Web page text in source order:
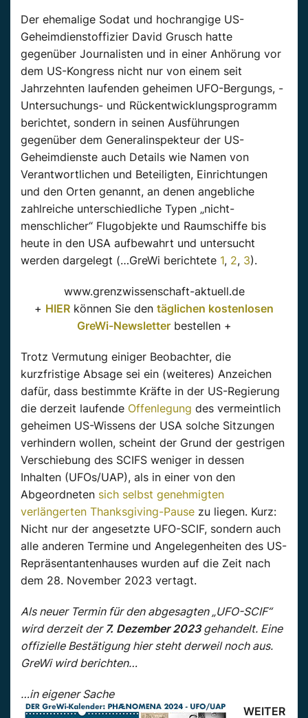
Der ehemalige Sodat und hochrangige US-
Geheimdienstoffizier David Grusch hatte
gegenüber Journalisten und in einer Anhörung vor
dem US-Kongress nicht nur von einem seit
Jahrzehnten laufenden geheimen UFO-Bergungs, -
Untersuchungs- und Rückentwicklungsprogramm
berichtet, sondern in seinen Ausführungen
gegenüber dem Generalinspekteur der US-
Geheimdienste auch Details wie Namen von
Verantwortlichen und Beteiligten, Einrichtungen
und den Orten genannt, an denen angebliche
zahlreiche unterschiedliche Typen „nicht-
menschlicher“ Flugobjekte und Raumschiffe bis
heute in den USA aufbewahrt und untersucht
werden dargelegt (…GreWi berichtete 1, 2, 3).
www.grenzwissenschaft-aktuell.de
+ HIER können Sie den täglichen kostenlosen
GreWi-Newsletterbestellen +
Trotz Vermutung einiger Beobachter, die
kurzfristige Absage sei ein (weiteres) Anzeichen
dafür, dass bestimmte Kräfte in der US-Regierung
die derzeit laufende Offenlegung des vermeintlich
geheimen US-Wissens der USA solche Sitzungen
verhindern wollen, scheint der Grund der gestrigen
Verschiebung des SCIFS weniger in dessen
Inhalten (UFOs/UAP), als in einer von den
Abgeordneten sich selbst genehmigten
verlängerten Thanksgiving-Pause zu liegen. Kurz:
Nicht nur der angesetzte UFO-SCIF, sondern auch
alle anderen Termine und Angelegenheiten des US-
Repräsentantenhauses wurden auf die Zeit nach
dem 28. November 2023 vertagt.
Als neuer Termin für den abgesagten „UFO-SCIF“
wird derzeit der 7. Dezember 2023gehandelt. Eine
offizielle Bestätigung hier steht derweil noch aus.
GreWi wird berichten…
…in eigener Sache
WEITER